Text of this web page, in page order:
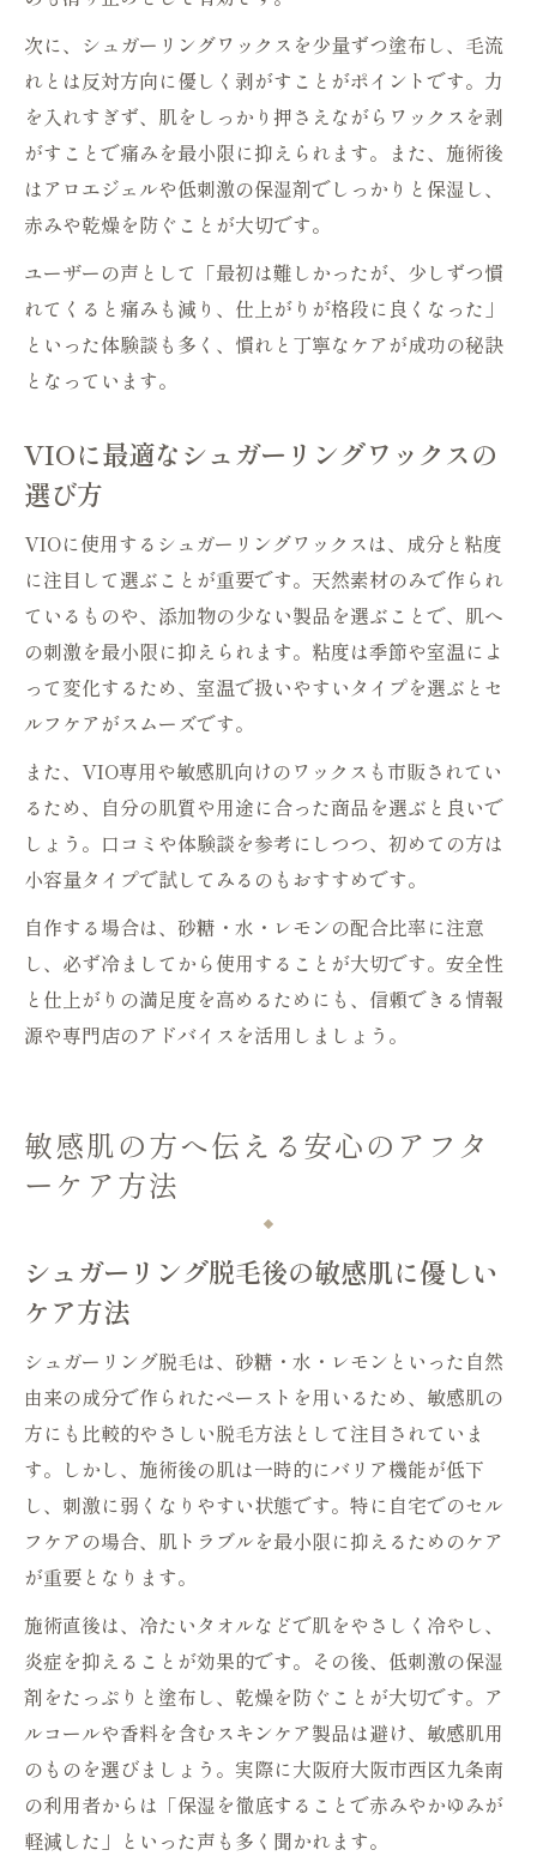
次に、シュガーリングワックスを少量ずつ塗布し、毛流
れとは反対方向に優しく剥がすことがポイントです。力
を入れすぎず、肌をしっかり押さえながらワックスを剥
がすことで痛みを最小限に抑えられます。また、施術後
はアロエジェルや低刺激の保湿剤でしっかりと保湿し、
赤みや乾燥を防ぐことが大切です。
ユーザーの声として「最初は難しかったが、少しずつ慣
れてくると痛みも減り、仕上がりが格段に良くなった」
といった体験談も多く、慣れと丁寧なケアが成功の秘訣
となっています。
VIOに最適なシュガーリングワックスの
選び方
VIOに使用するシュガーリングワックスは、成分と粘度
に注目して選ぶことが重要です。天然素材のみで作られ
ているものや、添加物の少ない製品を選ぶことで、肌へ
の刺激を最小限に抑えられます。粘度は季節や室温によ
って変化するため、室温で扱いやすいタイプを選ぶとセ
ルフケアがスムーズです。
また、VIO専用や敏感肌向けのワックスも市販されてい
るため、自分の肌質や用途に合った商品を選ぶと良いで
しょう。口コミや体験談を参考にしつつ、初めての方は
小容量タイプで試してみるのもおすすめです。
自作する場合は、砂糖・水・レモンの配合比率に注意
し、必ず冷ましてから使用することが大切です。安全性
と仕上がりの満足度を高めるためにも、信頼できる情報
源や専門店のアドバイスを活用しましょう。
敏感肌の方へ伝える安心のアフタ
ーケア方法
シュガーリング脱毛後の敏感肌に優しい
ケア方法
シュガーリング脱毛は、砂糖・水・レモンといった自然
由来の成分で作られたペーストを用いるため、敏感肌の
方にも比較的やさしい脱毛方法として注目されていま
す。しかし、施術後の肌は一時的にバリア機能が低下
し、刺激に弱くなりやすい状態です。特に自宅でのセル
フケアの場合、肌トラブルを最小限に抑えるためのケア
が重要となります。
施術直後は、冷たいタオルなどで肌をやさしく冷やし、
炎症を抑えることが効果的です。その後、低刺激の保湿
剤をたっぷりと塗布し、乾燥を防ぐことが大切です。ア
ルコールや香料を含むスキンケア製品は避け、敏感肌用
のものを選びましょう。実際に大阪府大阪市西区九条南
の利用者からは「保湿を徹底することで赤みやかゆみが
軽減した」といった声も多く聞かれます。